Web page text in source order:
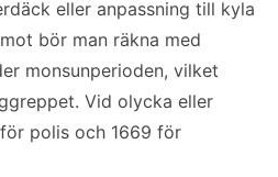
eller anpassning till kyla
bör man räkna med
monsunperioden, vilket
Vid olycka eller
polis och 1669 för